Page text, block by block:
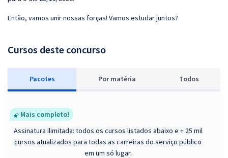
Então, vamos unir nossas forças! Vamos estudar juntos?
Cursos deste concurso
Pacotes Por matéria Todos
Mais completo!
Assinatura ilimitada: todos os cursos listados abaixo e + 25 mil
cursos atualizados para todas as carreiras do serviço público
em um só lugar.